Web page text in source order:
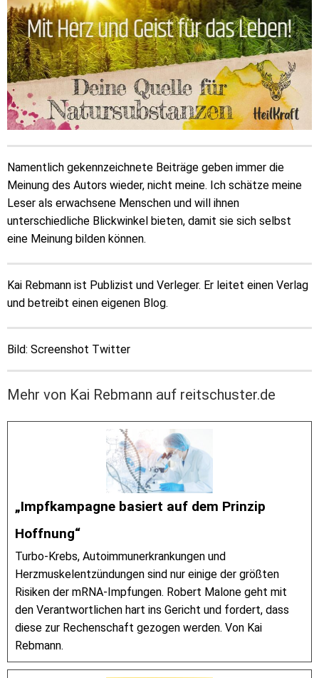
Namentlich gekennzeichnete Beiträge geben immer die
Meinung des Autors wieder, nicht meine. Ich schätze meine
Leser als erwachsene Menschen und will ihnen
unterschiedliche Blickwinkel bieten, damit sie sich selbst
eine Meinung bilden können.
Kai Rebmann ist Publizist und Verleger. Er leitet einen Verlag
und betreibt einen eigenen Blog.
Bild: Screenshot Twitter
Mehr von Kai Rebmann auf reitschuster.de
„Impfkampagne basiert auf dem Prinzip
Hoffnung“
Turbo-Krebs, Autoimmunerkrankungen und
Herzmuskelentzündungen sind nur einige der größten
Risiken der mRNA-Impfungen. Robert Malone geht mit
den Verantwortlichen hart ins Gericht und fordert, dass
diese zur Rechenschaft gezogen werden. Von Kai
Rebmann.